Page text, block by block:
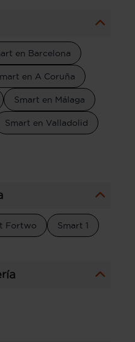
en Barcelona
en A Coruña
Smart en Málaga
Smart en Valladolid
Fortwo Smart 1